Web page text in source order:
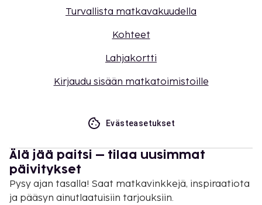
Turvallista matkavakuudella
Kohteet
Lahjakortti
Kirjaudu sisään matkatoimistoille
Evästeasetukset
Älä jää paitsi – tilaa uusimmat
päivitykset
Pysy ajan tasalla! Saat matkavinkkejä, inspiraatiota
ja pääsyn ainutlaatuisiin tarjouksiin.